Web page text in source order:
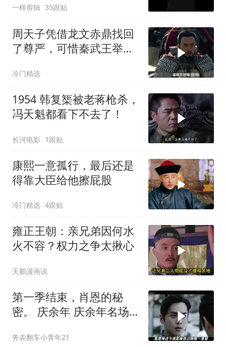
一样剪辑 35跟贴
周天子凭借龙文赤鼎找回
了尊严，可惜秦武王举鼎
冷门精选
1954 韩复榘被老蒋枪杀，
冯天魁都看下不去了！
长河电影 1跟贴
康熙一意孤行，最后还是
得靠大臣给他擦屁股
冷门精选 4跟贴
雍正王朝：亲兄弟因何水
火不容？权力之争太揪心
天鹅漫画说
第一季结束，肖恩的秘
密。 庆余年 庆余年名场
务农翻车小青年21